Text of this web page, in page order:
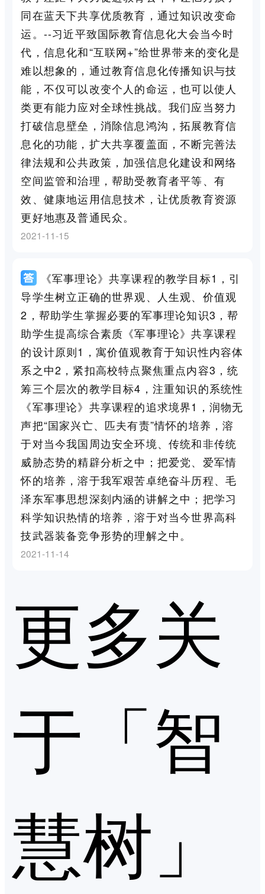
同在蓝天下共享优质教育，通过知识改变命
运。--习近平致国际教育信息化大会当今时
代，信息化和“互联网+”给世界带来的变化是
难以想象的，通过教育信息化传播知识与技
能，不仅可以改变个人的命运，也可以使人
类更有能力应对全球性挑战。我们应当努力
打破信息壁垒，消除信息鸿沟，拓展教育信
息化的功能，扩大共享覆盖面，不断完善法
律法规和公共政策，加强信息化建设和网络
空间监管和治理，帮助受教育者平等、有
效、健康地运用信息技术，让优质教育资源
更好地惠及普通民众。
2021-11-15
《军事理论》共享课程的教学目标1，引
导学生树立正确的世界观、人生观、价值观
2，帮助学生掌握必要的军事理论知识3，帮
助学生提高综合素质《军事理论》共享课程
的设计原则1，寓价值观教育于知识性内容体
系之中2，紧扣高校特点聚焦重点内容3，统
筹三个层次的教学目标4，注重知识的系统性
《军事理论》共享课程的追求境界1，润物无
声把“国家兴亡、匹夫有责”情怀的培养，溶
于对当今我国周边安全环境、传统和非传统
威胁态势的精辟分析之中；把爱党、爱军情
怀的培养，溶于我军艰苦卓绝奋斗历程、毛
泽东军事思想深刻内涵的讲解之中；把学习
科学知识热情的培养，溶于对当今世界高科
技武器装备竞争形势的理解之中。
2021-11-14
更多关
于「智
慧树」